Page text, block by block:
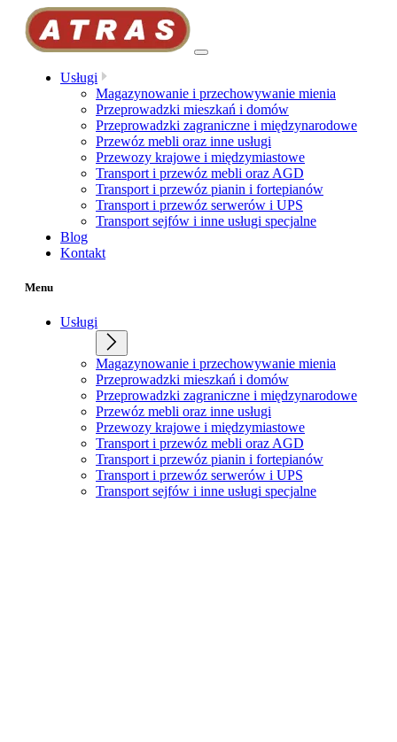
Przejdź
treści
Usługi
Magazynowanie i przechowywanie mienia
Przeprowadzki mieszkań i domów
Przeprowadzki zagraniczne i międzynarodowe
Przewóz mebli oraz inne usługi
Przewozy krajowe i międzymiastowe
Transport i przewóz mebli oraz AGD
Transport i przewóz pianin i fortepianów
Transport i przewóz serwerów i UPS
Transport sejfów i inne usługi specjalne
Blog
Kontakt
Menu
Usługi
Magazynowanie i przechowywanie mienia
Przeprowadzki mieszkań i domów
Przeprowadzki zagraniczne i międzynarodowe
Przewóz mebli oraz inne usługi
Przewozy krajowe i międzymiastowe
Transport i przewóz mebli oraz AGD
Transport i przewóz pianin i fortepianów
Transport i przewóz serwerów i UPS
Transport sejfów i inne usługi specjalne